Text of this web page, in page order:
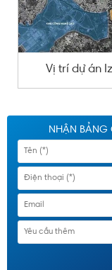
Vị trí dự án
NHẬN BẢNG